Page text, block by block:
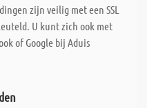
zijn veilig met een SSL
U kunt zich ook met
of Google bij Aduis